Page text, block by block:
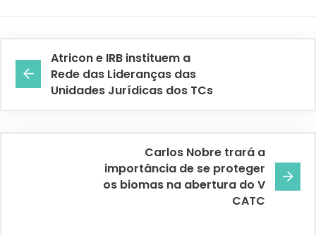
Atricon e IRB instituem a
Rede das Lideranças das
Unidades Jurídicas dos TCs
Carlos Nobre trará a
importância de se proteger
os biomas na abertura do V
CATC